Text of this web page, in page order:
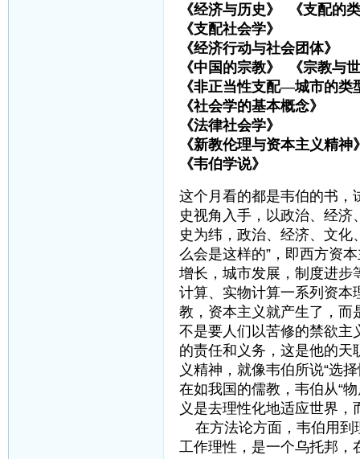
《经济与历史》 《支配
《支配社会学》
《经济行动与社会团
《中国的宗教》 《宗教
《非正当性支配—城市的
《社会学的基本概
《法律社会学》
《新教伦理与资本主义
《韦伯学说》 顾
这个月看的都是韦伯的书，
史视角入手，以政治、经
史为纬，政治、经济、文化
么会是这样的”，即西方资
增长，城市发展，制度进步
计算、实物计算一系列资本
教，资本主义就产生了，而
不是要人们以苦修的禁欲主
的责任和义务，这是他的天
义精神，就像韦伯所说“选
在如我国的儒教，韦伯从“
义是去理性化地适应世界
在方法论方面，韦伯用到
工作理性，是一个乌托邦，